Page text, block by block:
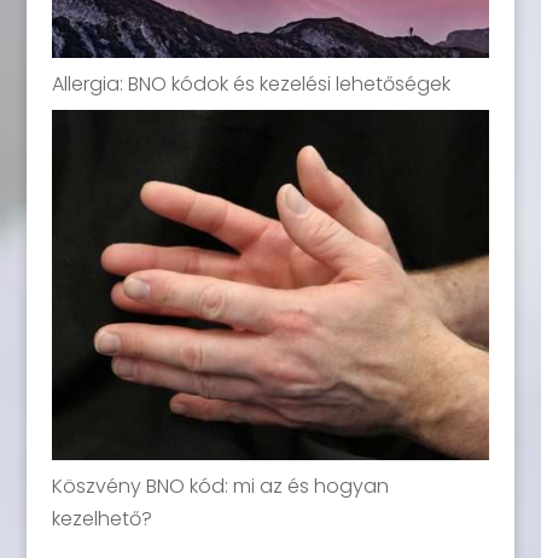
Allergia: BNO kódok és kezelési lehetőségek
Köszvény BNO kód: mi az és hogyan
kezelhető?